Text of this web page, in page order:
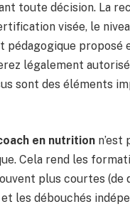
toute décision. La
visée, le
pédagogique
légalement
sont des éléments
en nutrition n’est
Cela rend les
plus courtes (de
les débouchés